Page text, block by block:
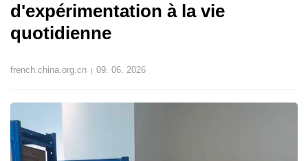
d'expérimentation à la vie
quotidienne
french.china.org.cn | 09. 06. 2026